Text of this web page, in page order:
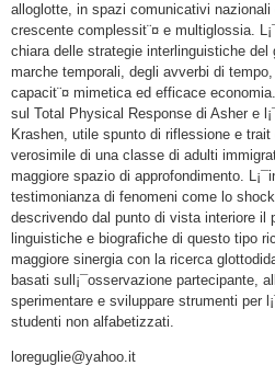
alloglotte, in spazi comunicativi
crescente complessit¨¤ e multiglossia.
chiara delle strategie interlinguistiche del
marche temporali, degli avverbi di
capacit¨¤ mimetica ed efficace
sul Total Physical Response di Asher e
Krashen, utile spunto di riflessione e
verosimile di una classe di adulti
maggiore spazio di approfondimento.
testimonianza di fenomeni come lo
descrivendo dal punto di vista interiore il
linguistiche e biografiche di questo tipo
maggiore sinergia con la ricerca
basati sull¡¯osservazione partecipante,
sperimentare e sviluppare strumenti per
studenti non alfabetizzati.
loreguglie@yahoo.it